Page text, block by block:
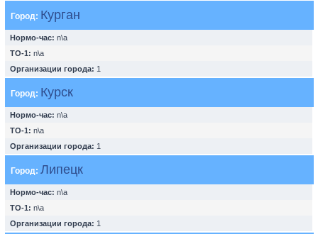
Город: Курган
Нормо-час: n\a
ТО-1: n\a
Организации города: 1
Город: Курск
Нормо-час: n\a
ТО-1: n\a
Организации города: 1
Город: Липецк
Нормо-час: n\a
ТО-1: n\a
Организации города: 1